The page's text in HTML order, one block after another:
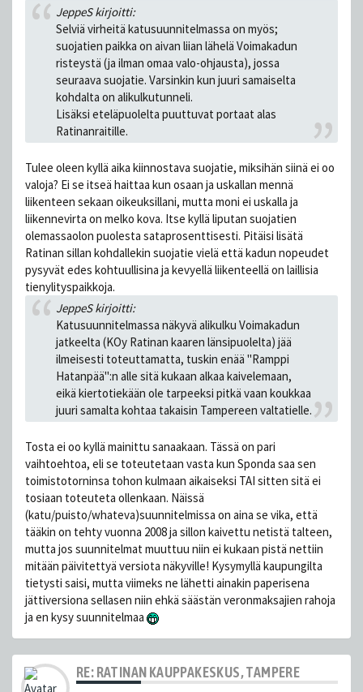
JeppeS kirjoitti:
Selviä virheitä katusuunnitelmassa on myös;
suojatien paikka on aivan liian lähelä Voimakadun
risteystä (ja ilman omaa valo-ohjausta), jossa
seuraava suojatie. Varsinkin kun juuri samaiselta
kohdalta on alikulkutunneli.
Lisäksi eteläpuolelta puuttuvat portaat alas
Ratinanraitille.
Tulee oleen kyllä aika kiinnostava suojatie, miksihän siinä ei oo
valoja? Ei se itseä haittaa kun osaan ja uskallan mennä
liikenteen sekaan oikeuksillani, mutta moni ei uskalla ja
liikennevirta on melko kova. Itse kyllä liputan suojatien
olemassaolon puolesta sataprosenttisesti. Pitäisi lisätä
Ratinan sillan kohdallekin suojatie vielä että kadun nopeudet
pysyvät edes kohtuullisina ja kevyellä liikenteellä on laillisia
tienylityspaikkoja.
JeppeS kirjoitti:
Katusuunnitelmassa näkyvä alikulku Voimakadun
jatkeelta (KOy Ratinan kaaren länsipuolelta) jää
ilmeisesti toteuttamatta, tuskin enää "Ramppi
Hatanpää":n alle sitä kukaan alkaa kaivelemaan,
eikä kiertotiekään ole tarpeeksi pitkä vaan koukkaa
juuri samalta kohtaa takaisin Tampereen valtatielle.
Tosta ei oo kyllä mainittu sanaakaan. Tässä on pari
vaihtoehtoa, eli se toteutetaan vasta kun Sponda saa sen
toimistotorninsa tohon kulmaan aikaiseksi TAI sitten sitä ei
tosiaan toteuteta ollenkaan. Näissä
(katu/puisto/whateva)suunnitelmissa on aina se vika, että
tääkin on tehty vuonna 2008 ja sillon kaivettu netistä talteen,
mutta jos suunnitelmat muuttuu niin ei kukaan pistä nettiin
mitään päivitettyä versiota näkyville! Kysymyllä kaupungilta
tietysti saisi, mutta viimeks ne lähetti ainakin paperisena
jättiversiona sellasen niin ehkä säästän veronmaksajien rahoja
ja en kysy suunnitelmaa
RE: RATINAN KAUPPAKESKUS, TAMPERE